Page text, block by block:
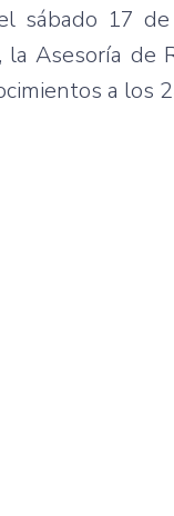
sábado 17
Asesoría de
a los